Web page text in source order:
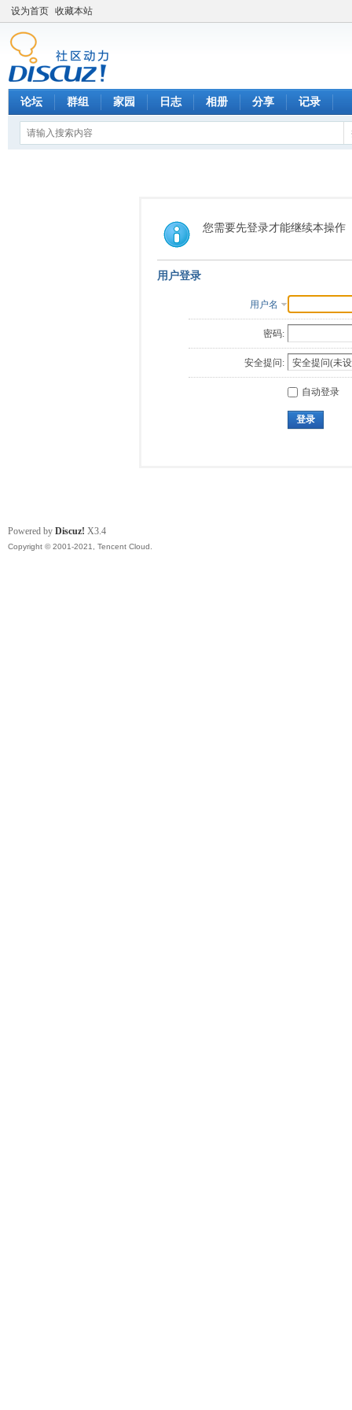
设为首页 收藏本站
论坛 群组 家园 日志 相册 分享 记录
您需要先登录才能继续本操作
用户登录
用户名
密码:
安全提问:
自动登录
登录
Powered by Discuz! X3.4
Copyright © 2001-2021, Tencent Cloud.